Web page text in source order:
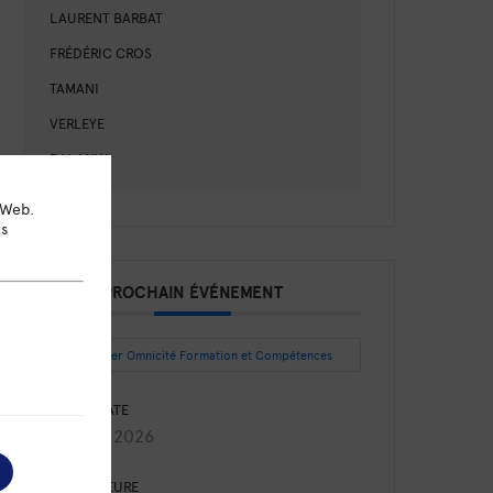
LAURENT BARBAT
FRÉDÉRIC CROS
TAMANI
VERLEYE
BALANYA
PROCHAIN ÉVÉNEMENT
Intégrer Omnicité Formation et Compétences
DATE
Août 27 2026
HEURE